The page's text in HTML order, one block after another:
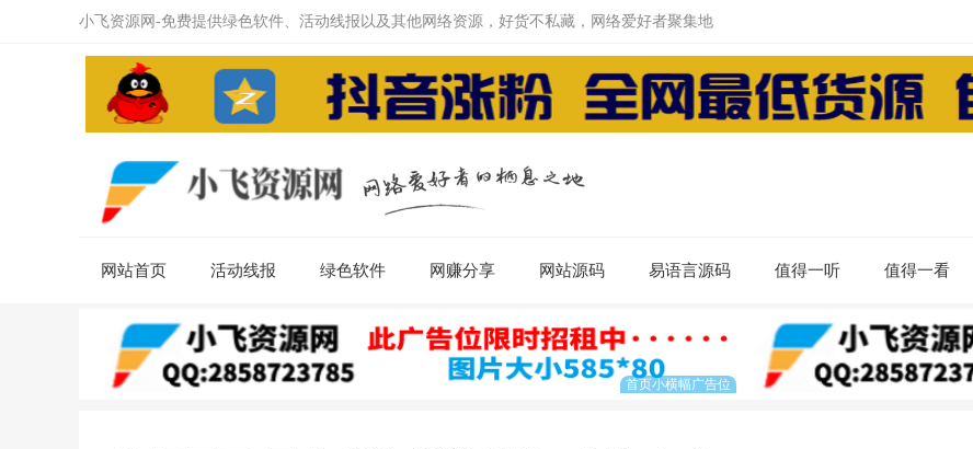
小飞资源网-免费提供绿色软件、活动线报以及其他网络资源，好货不私藏，网络爱好者聚集地
网站首页 活动线报 绿色软件 网赚分享 网站源码 易语言源码 值得一听 值得一看